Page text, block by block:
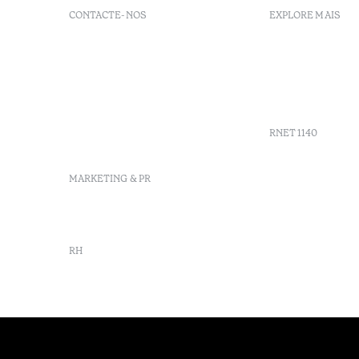
CONTACTE-NOS
MARKETING & PR
RH
EXPLORE MAIS
RNET 1140